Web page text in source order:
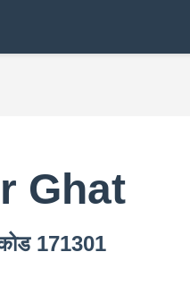
Ghat
171301